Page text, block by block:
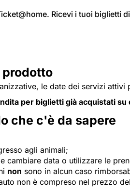
Ricevi i tuoi biglietti
le date dei servizi attivi
per biglietti già acquistati su
che c'è da sapere
agli animali;
cambiare data o utilizzare le
non sono in alcun caso
non è compreso nel prezzo